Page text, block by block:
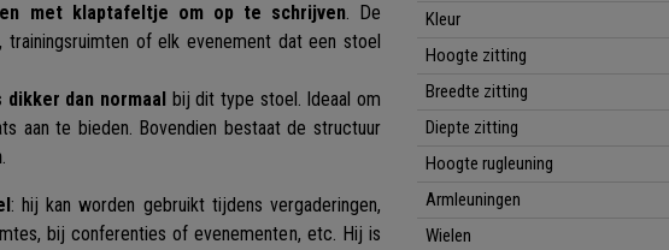
met klaptafeltje om op te schrijven. De
of elk evenement dat een stoel
dan normaalbij dit type stoel. Ideaal om
aan te bieden. Bovendien bestaat de structuur
.
: hij kan worden gebruikt tijdens vergaderingen,
bij conferenties of evenementen, etc. Hij is
Kleur
Hoogte zitting
Breedte zitting
Diepte zitting
Hoogte rugleuning
Armleuningen
Wielen